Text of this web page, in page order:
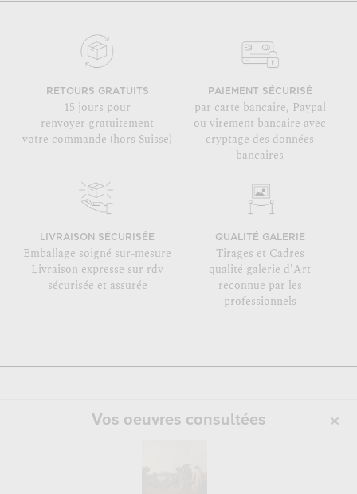
RETOURS GRATUITS
15 jours pour
renvoyer gratuitement
votre commande (hors Suisse)
PAIEMENT SÉCURISÉ
par carte bancaire, Paypal
ou virement bancaire avec
cryptage des données
bancaires
LIVRAISON SÉCURISÉE
Emballage soigné sur-mesure
Livraison expresse sur rdv
sécurisée et assurée
QUALITÉ GALERIE
Tirages et Cadres
qualité galerie d'Art
reconnue par les
professionnels
Vos oeuvres consultées